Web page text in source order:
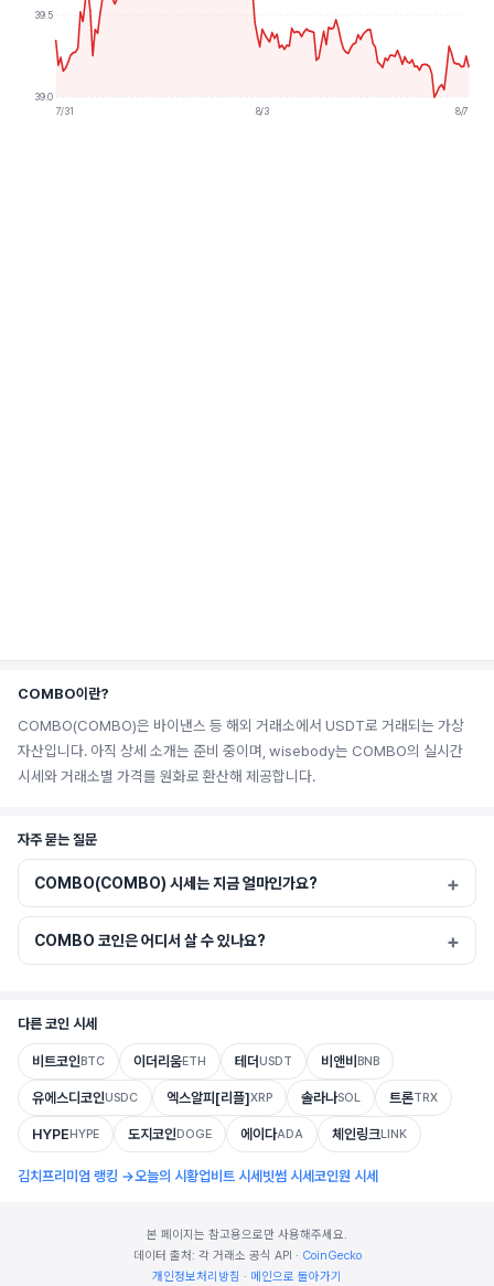
39.5
39.0
7/31
8/3 8/7
COMBO이란?
COMBO(COMBO)은 바이낸스 등 해외 거래소에서 USDT로 거래되는 가상
자산입니다. 아직 상세 소개는 준비 중이며, wisebody는 COMBO의 실시간
시세와 거래소별 가격를 원화로 환산해 제공합니다.
자주 묻는 질문
COMBO(COMBO) 시세는 지금 얼마인가요?
COMBO 코인은 어디서 살 수 있나요?
다른 코인 시세
비트코인BTC 이더리움ETH 테더USDT 비앤비 BNB
유에스디코인USDC 엑스알피[리플]XRP 솔라나SOL 트론TRX
HYPEHYPE 도지코인DOGE 에이다ADA 체인링크LINK
김치프리미엄 랭킹 →오늘의 시황업비트 시세 빗썸 시세 코인원 시세
본 페이지는 참고용으로만 사용해주세요.
데이터 출처: 각 거래소 공식 API · CoinGecko
개인정보처리방침 · 메인으로 돌아가기